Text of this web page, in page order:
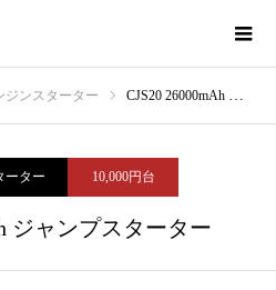
ジンスターター CJS20 26000mAh ジャンプスターター
ーター 10,000円台
ジャンプスターター